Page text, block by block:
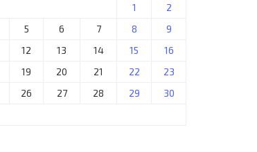
1
2
5 6 7 8
9
12 13 14 15
16
19 20 21 22
23
26 27 28 29
30